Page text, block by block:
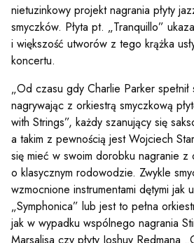
nietuzinkowy projekt nagrania płyty
smyczków. Płyta pt. „Tranquillo”
i większość utworów z tego krążka
koncertu.
„Od czasu gdy Charlie Parker
nagrywając z orkiestrą smyczkową
with Strings”, każdy szanujący się
a takim z pewnością jest Wojciech
się mieć w swoim dorobku nagranie z
o klasycznym rodowodzie. Zwykle
wzmocnione instrumentami dętymi jak
„Symphonica” lub jest to pełna
jak w wypadku wspólnego nagrania
Marsalisa czy płyty Joshuy Redmana